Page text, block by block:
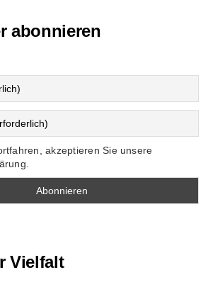
abonnieren
akzeptieren Sie unsere
Vielfalt